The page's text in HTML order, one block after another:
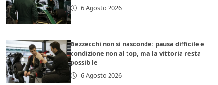
6 Agosto 2026
Bezzecchi non si nasconde: pausa difficile e
condizione non al top, ma la vittoria resta
possibile
6 Agosto 2026